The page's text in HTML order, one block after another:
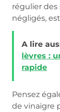
régulier
négligés,
A lire
lèvres :
rapide
Pensez
de vinaigre